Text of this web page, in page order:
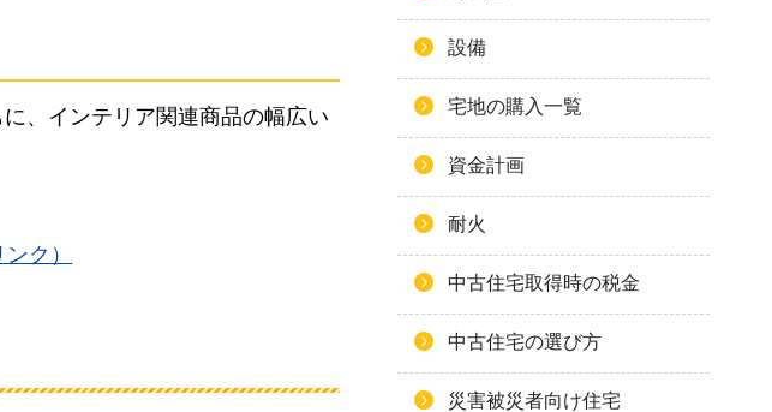
、インテリア関連商品の幅広い
ク）
設備
宅地の購入一覧
資金計画
耐火
中古住宅取得時の税金
中古住宅の選び方
災害被災者向け住宅